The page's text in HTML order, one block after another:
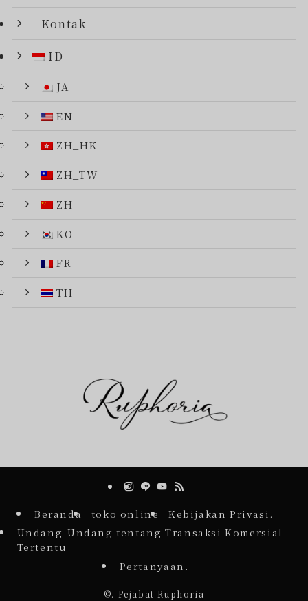
Kontak
ID
JA
EN
ZH_HK
ZH_TW
ZH
KO
FR
TH
Beranda toko online
Kebijakan Privasi.
Undang-Undang tentang Transaksi Komersial
Tertentu
Pertanyaan.
©. Pejabat Ruphoria